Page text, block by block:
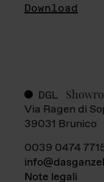
Download
DGL
Via Ragen di
39031 Brunico
0039 0474
Note legali